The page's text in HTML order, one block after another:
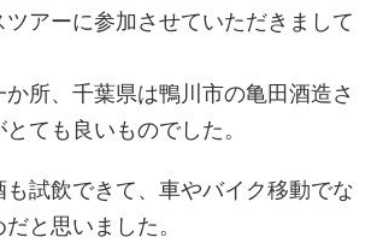
アーに参加させていただきまして
所、千葉県は鴨川市の亀田酒造さ
ても良いものでした。
も試飲できて、車やバイク移動でな
と思いました。